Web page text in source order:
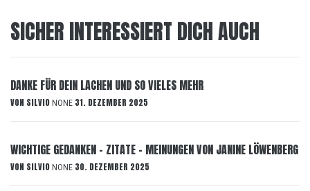
SICHER INTERESSIERT DICH AUCH
DANKE FÜR DEIN LACHEN UND SO VIELES MEHR
VON SILVIO NONE 31. DEZEMBER 2025
WICHTIGE GEDANKEN – ZITATE – MEINUNGEN VON JANINE LÖWENBERG
VON SILVIO NONE 30. DEZEMBER 2025